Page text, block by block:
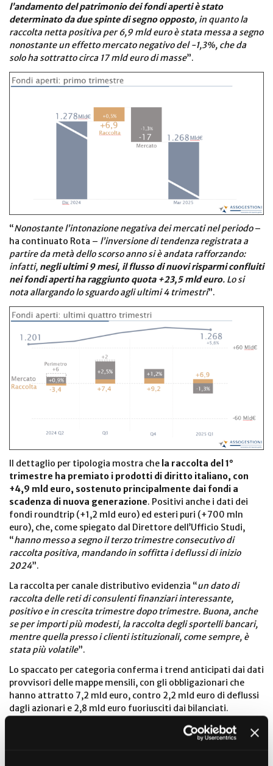
l’andamento del patrimonio dei fondi aperti è stato
determinato da due spinte di segno opposto, in quanto la
raccolta netta positiva per 6,9 mld euro è stata messa a segno
nonostante un effetto mercato negativo del -1,3%, che da
solo ha sottratto circa 17 mld euro di masse”.
“Nonostante l’intonazione negativa dei mercati nel periodo–
ha continuato Rota – l’inversione di tendenza registrata a
partire da metà dello scorso anno si è andata rafforzando:
infatti, negli ultimi 9 mesi, il flusso di nuovi risparmi confluiti
nei fondi aperti ha raggiunto quota +23,5 mld euro. Lo si
nota allargando lo sguardo agli ultimi 4 trimestri”.
Il dettaglio per tipologia mostra che la raccolta del 1°
trimestre ha premiato i prodotti di diritto italiano, con
+4,9 mld euro, sostenuto principalmente dai fondi a
scadenza di nuova generazione. Positivi anche i dati dei
fondi roundtrip (+1,2 mld euro) ed esteri puri (+700 mln
euro), che, come spiegato dal Direttore dell’Ufficio Studi,
“hanno messo a segno il terzo trimestre consecutivo di
raccolta positiva, mandando in soffitta i deflussi di inizio
2024”.
La raccolta per canale distributivo evidenzia “un dato di
raccolta delle reti di consulenti finanziari interessante,
positivo e in crescita trimestre dopo trimestre. Buona, anche
se per importi più modesti, la raccolta degli sportelli bancari,
mentre quella presso i clienti istituzionali, come sempre, è
stata più volatile”.
Lo spaccato per categoria conferma i trend anticipati dai dati
provvisori delle mappe mensili, con gli obbligazionari che
hanno attratto 7,2 mld euro, contro 2,2 mld euro di deflussi
dagli azionari e 2,8 mld euro fuoriusciti dai bilanciati.
I risultati del primo trimestre del 2025 confermano quanto
emerso con forza nel 2024, e cioè che ci troviamo in un